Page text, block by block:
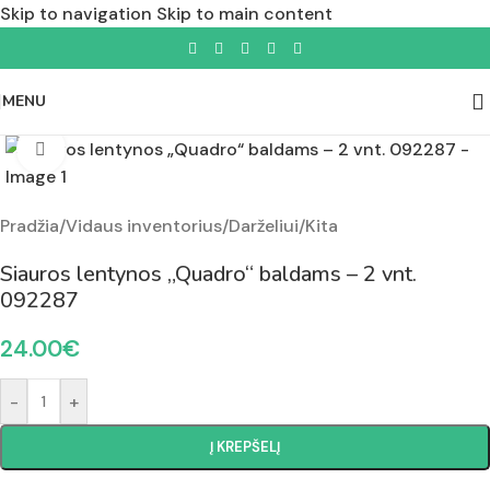
Skip to navigation Skip to main content
MENU
Padidinti nuotrauką
Pradžia/Vidaus inventorius/Darželiui/Kita
Siauros lentynos „Quadro“ baldams – 2 vnt.
092287
24.00€
- +
Į KREPŠELĮ